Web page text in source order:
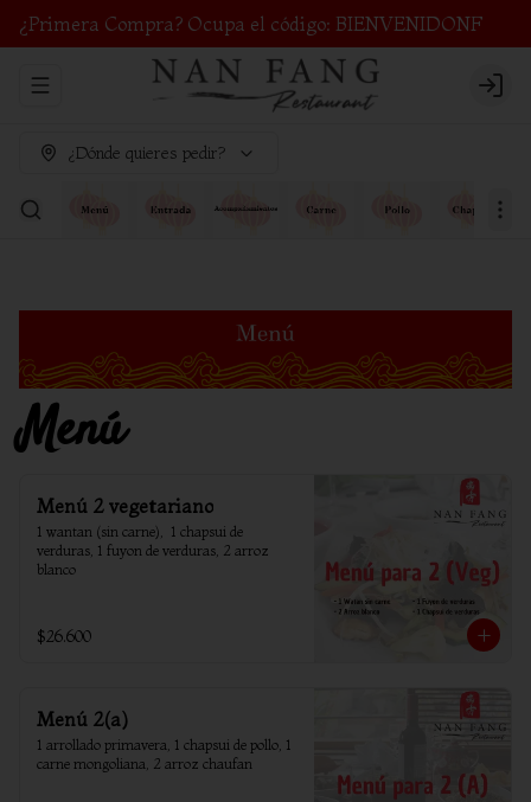
¿Primera Compra? Ocupa el código: BIENVENIDONF
Abrir menu de navegación Login
¿Dónde quieres pedir?
Menú
Menú 2 vegetariano
1 wantan (sin carne),  1 chapsui de
verduras, 1 fuyon de verduras, 2 arroz
blanco
$26.600
Menú 2(a)
1 arrollado primavera, 1 chapsui de pollo, 1
carne mongoliana, 2 arroz chaufan